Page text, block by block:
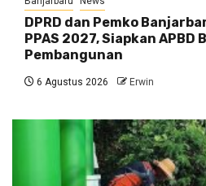
DPRD dan Pemko
PPAS 2027, Siapkan
Pembangunan
6 Agustus 2026 Erwin